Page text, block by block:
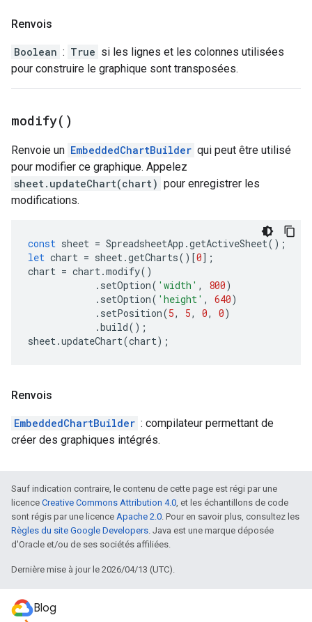
Renvois
Boolean : True si les lignes et les colonnes utilisées
pour construire le graphique sont transposées.
modify( )
Renvoie un EmbeddedChartBuilder qui peut être utilisé
pour modifier ce graphique. Appelez
sheet.updateChart(chart) pour enregistrer les
modifications.
const sheet = SpreadsheetApp .getActiveSheet();
let chart = sheet.getCharts()[0];
chart = chart.modify()
. setOption( 'width' , 800)
. setOption( 'height' , 640)
. setPosition(5, 5, 0, 0)
.build();
sheet.updateChart(chart);
Renvois
EmbeddedChartBuilder : compilateur permettant de
créer des graphiques intégrés.
Sauf indication contraire, le contenu de cette page est régi par une
licence Creative Commons Attribution 4.0, et les échantillons de code
sont régis par une licence Apache 2.0. Pour en savoir plus, consultez les
Règles du site Google Developers. Java est une marque déposée
d'Oracle et/ou de ses sociétés affiliées.
Dernière mise à jour le 2026/04/13 (UTC).
Blog